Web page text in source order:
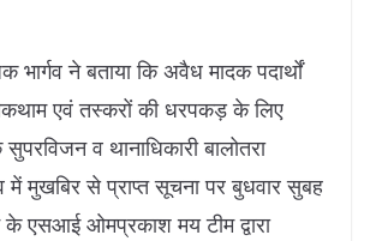
भार्गव ने बताया कि अवैध मादक पदार्थों
एवं तस्करों की धरपकड़ के लिए
व थानाधिकारी बालोतरा
में मुखबिर से प्राप्त सूचना पर बुधवार सुबह
के एसआई ओमप्रकाश मय टीम द्वारा